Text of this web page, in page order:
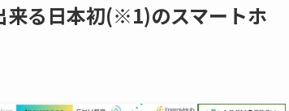
来る日本初(※1)のスマートホ